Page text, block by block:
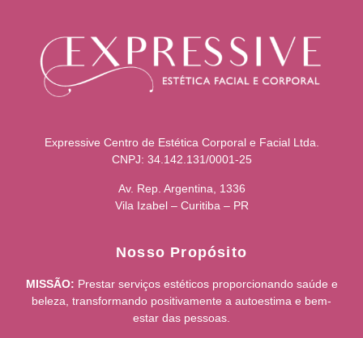
Expressive Centro de Estética Corporal e Facial Ltda.
CNPJ: 34.142.131/0001-25
Av. Rep. Argentina, 1336
Vila Izabel – Curitiba – PR
Nosso Propósito
MISSÃO: Prestar serviços estéticos proporcionando saúde e
beleza, transformando positivamente a autoestima e bem-
estar das pessoas.